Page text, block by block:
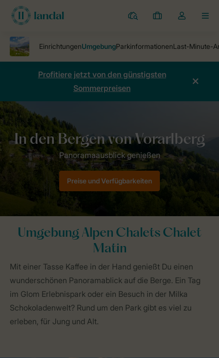
Ferienparks
Meine
Dropdown-
öffnen
Profitiere jetzt von den günstigsten
Sommerpreisen
Ferienparks Alpen Chalets Chalet Matin
Preise und Verfügbarkeiten
Umgebung Alpen Chalets Chalet
Matin
Mit einer Tasse Kaffee in der Hand genießt Du einen
wunderschönen Panoramablick auf die Berge. Ein Tag
im Glom Erlebnispark oder ein Besuch in der Milka
Schokoladenwelt? Rund um den Park gibt es viel zu
erleben, für Jung und Alt.